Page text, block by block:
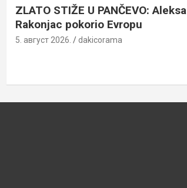
ZLATO STIŽE U PANČEVO: Aleksa
Rakonjac pokorio Evropu
5. август 2026. dakicorama